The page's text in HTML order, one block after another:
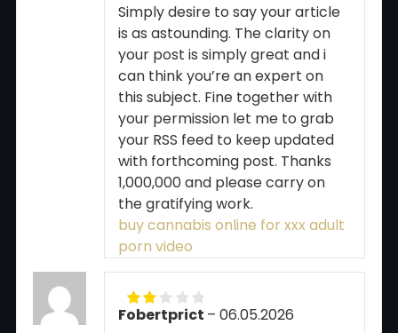
out
of
5
Simply desire to say your article
is as astounding. The clarity on
your post is simply great and i
can think you’re an expert on
this subject. Fine together with
your permission let me to grab
your RSS feed to keep updated
with forthcoming post. Thanks
1,000,000 and please carry on
the gratifying work.
buy cannabis online for xxx adult
porn video
Rated
Fobertprict – 06.05.2026